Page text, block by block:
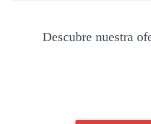
Descubre nuestra